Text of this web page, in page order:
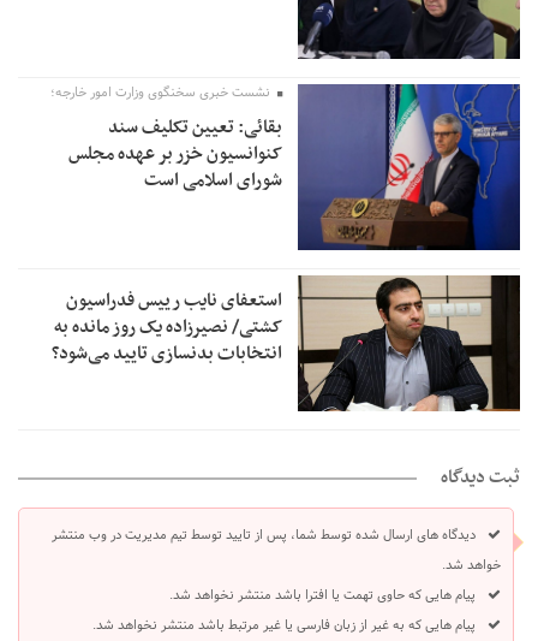
نشست خبری سخنگوی وزارت امور خارجه؛
بقائی: تعیین تکلیف سند
کنوانسیون خزر بر عهده مجلس
شورای اسلامی است
استعفای نایب رییس فدراسیون
کشتی/ نصیرزاده یک روز مانده به
انتخابات بدنسازی تایید می‌شود؟
ثبت دیدگاه
دیدگاه های ارسال شده توسط شما، پس از تایید توسط تیم مدیریت در وب منتشر
خواهد شد.
پیام هایی که حاوی تهمت یا افترا باشد منتشر نخواهد شد.
پیام هایی که به غیر از زبان فارسی یا غیر مرتبط باشد منتشر نخواهد شد.